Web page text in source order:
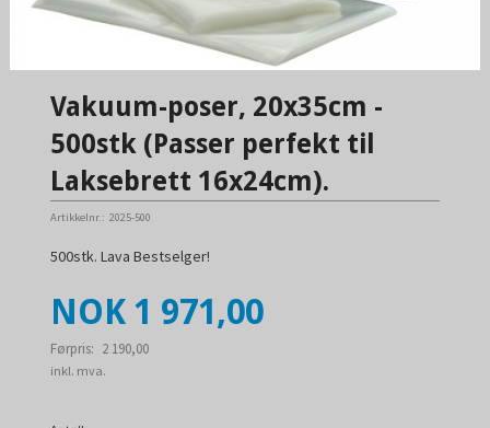
Vakuum-poser, 20x35cm -
500stk (Passer perfekt til
Laksebrett 16x24cm).
Artikkelnr.: 2025-500
500stk. Lava Bestselger!
Tilbud
NOK 1 971,00
Førpris: 2 190,00
Rabatt
inkl. mva.